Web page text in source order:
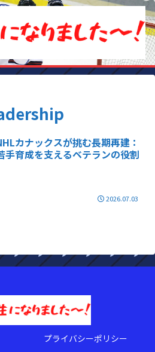
カナックスが挑む長期再建：
手育成を支えるベテランの役割
2026.07.03
プライバシーポリシー